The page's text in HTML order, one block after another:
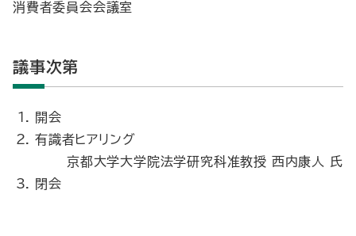
消費者委員会会議室
議事次第
開会
有識者ヒアリング
京都大学大学院法学研究科准教授 西内康人 氏
閉会